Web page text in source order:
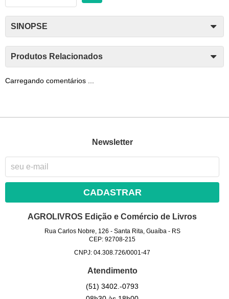
SINOPSE
Produtos Relacionados
Carregando comentários ...
Newsletter
CADASTRAR
AGROLIVROS Edição e Comércio de Livros
Rua Carlos Nobre, 126 - Santa Rita, Guaíba- RS
CEP: 92708-215
CNPJ: 04.308.726/0001-47
Atendimento
(51) 3402.-0793